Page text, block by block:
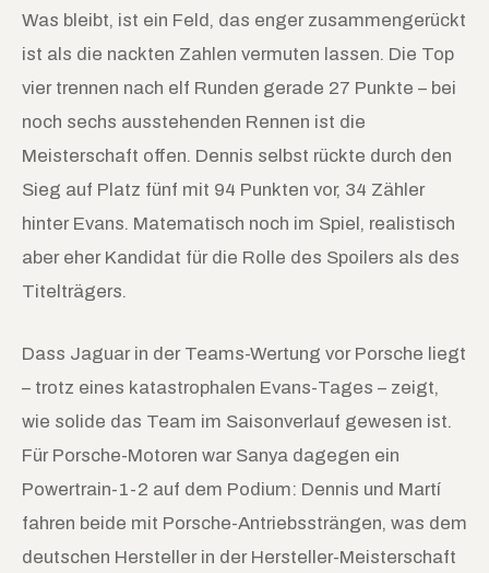
Was bleibt, ist ein Feld, das enger zusammengerückt
ist als die nackten Zahlen vermuten lassen. Die Top
vier trennen nach elf Runden gerade 27 Punkte – bei
noch sechs ausstehenden Rennen ist die
Meisterschaft offen. Dennis selbst rückte durch den
Sieg auf Platz fünf mit 94 Punkten vor, 34 Zähler
hinter Evans. Matematisch noch im Spiel, realistisch
aber eher Kandidat für die Rolle des Spoilers als des
Titelträgers.
Dass Jaguar in der Teams-Wertung vor Porsche liegt
– trotz eines katastrophalen Evans-Tages – zeigt,
wie solide das Team im Saisonverlauf gewesen ist.
Für Porsche-Motoren war Sanya dagegen ein
Powertrain-1-2 auf dem Podium: Dennis und Martí
fahren beide mit Porsche-Antriebssträngen, was dem
deutschen Hersteller in der Hersteller-Meisterschaft